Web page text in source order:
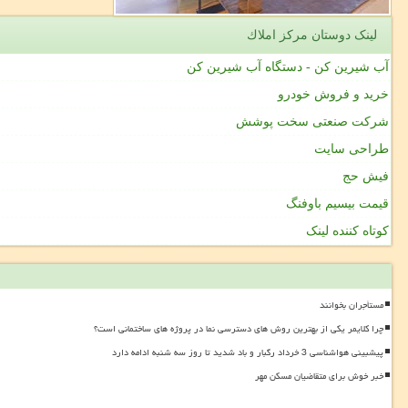
لینک دوستان مركز املاك
آب شیرین کن - دستگاه آب شیرین کن
خرید و فروش خودرو
شرکت صنعتی سخت پوشش
طراحی سایت
فیش حج
قیمت بیسیم باوفنگ
کوتاه کننده لینک
مستأجران بخوانند
چرا کلایمر یکی از بهترین روش های دسترسی نما در پروژه های ساختمانی است؟
پیشبینی هواشناسی 3 خرداد رگبار و باد شدید تا روز سه شنبه ادامه دارد
خبر خوش برای متقاضیان مسکن مهر